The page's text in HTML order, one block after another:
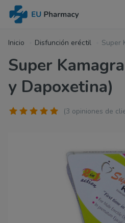
Inicio Disfunción eréctil Super
Super
y Dapoxetina)
(3 opiniones de